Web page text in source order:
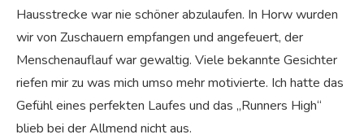
Hausstrecke war nie schöner abzulaufen. In Horw wurden
wir von Zuschauern empfangen und angefeuert, der
Menschenauflauf war gewaltig. Viele bekannte Gesichter
riefen mir zu was mich umso mehr motivierte. Ich hatte das
Gefühl eines perfekten Laufes und das „Runners High“
blieb bei der Allmend nicht aus.